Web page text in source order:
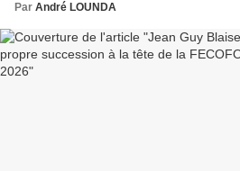
Par André LOUNDA